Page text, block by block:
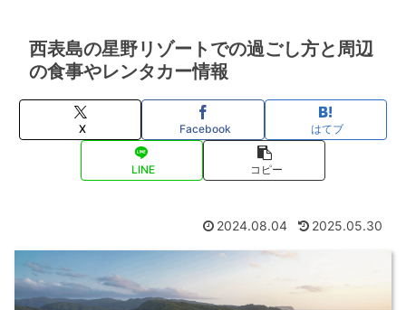
西表島の星野リゾートでの過ごし方と周辺
の食事やレンタカー情報
X Facebook はてブ
LINE コピー
2024.08.04 2025.05.30